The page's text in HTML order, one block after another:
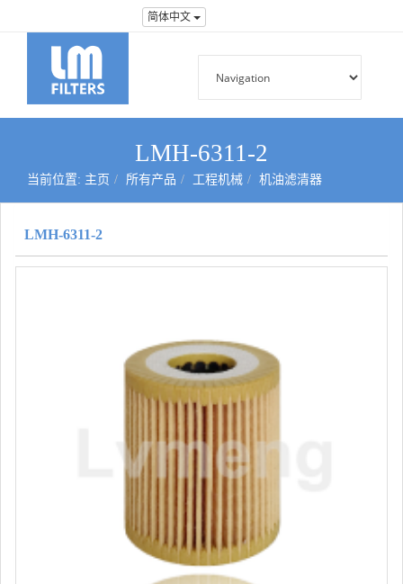
简体中文
LMH-6311-2
当前位置: 主页 所有产品 工程机械 机油滤清器
LMH-6311-2